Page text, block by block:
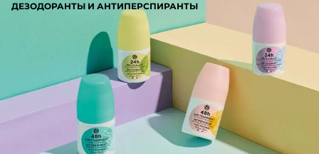
ДЕЗОДОРАНТЫ И АНТИПЕРСПИРАНТЫ